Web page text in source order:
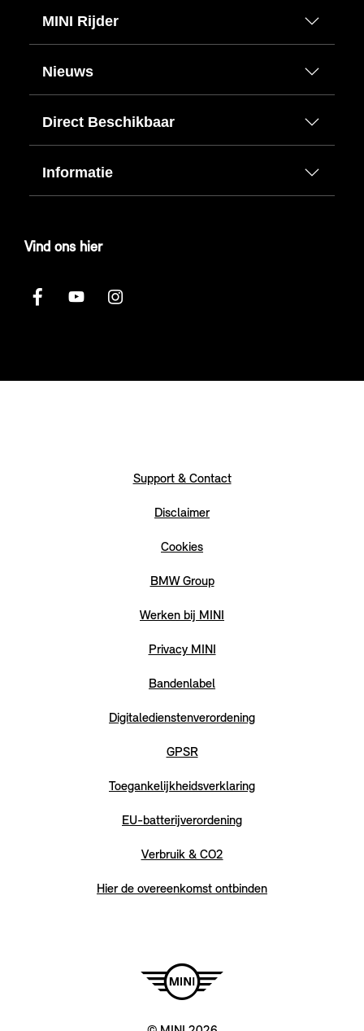
MINI Rijder
Nieuws
Direct Beschikbaar
Informatie
Vind ons hier
Support & Contact
Disclaimer
Cookies
BMW Group
Werken bij MINI
Privacy MINI
Bandenlabel
Digitaledienstenverordening
GPSR
Toegankelijkheidsverklaring
EU-batterijverordening
Verbruik & CO2
Hier de overeenkomst ontbinden